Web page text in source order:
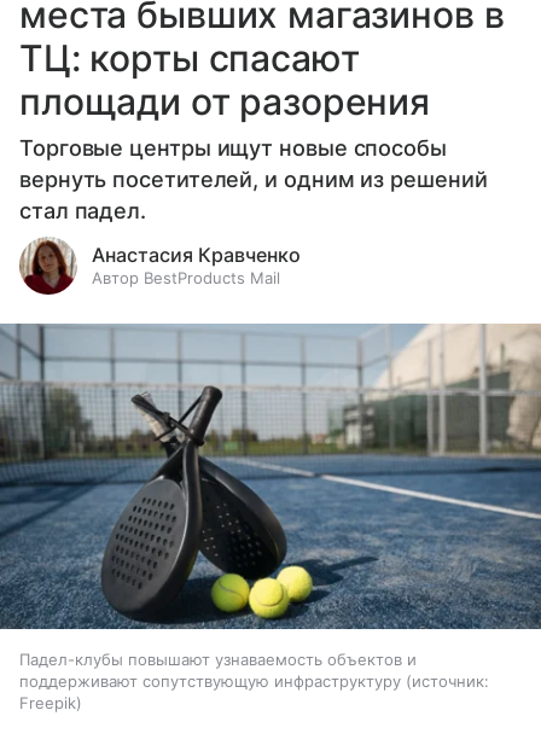
места бывших магазинов в
ТЦ: корты спасают
площади от разорения
Торговые центры ищут новые способы
вернуть посетителей, и одним из решений
стал падел.
Анастасия Кравченко
Автор BestProducts Mail
Падел-клубы повышают узнаваемость объектов и
поддерживают сопутствующую инфраструктуру
источник:
Freepik